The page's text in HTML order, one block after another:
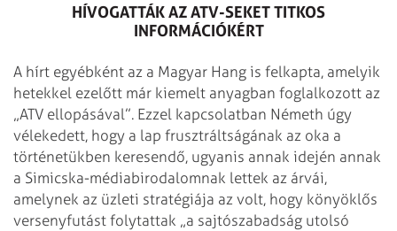
HÍVOGATTÁK AZ ATV-SEKET TITKOS
INFORMÁCIÓKÉRT
A hírt egyébként az a Magyar Hang is felkapta, amelyik
hetekkel ezelőtt már kiemelt anyagban foglalkozott az
„ATV ellopásával”. Ezzel kapcsolatban Németh úgy
vélekedett, hogy a lap frusztráltságának az oka a
történetükben keresendő, ugyanis annak idején annak
a Simicska-médiabirodalomnak lettek az árvái,
amelynek az üzleti stratégiája az volt, hogy könyöklős
versenyfutást folytattak „a sajtószabadság utolsó